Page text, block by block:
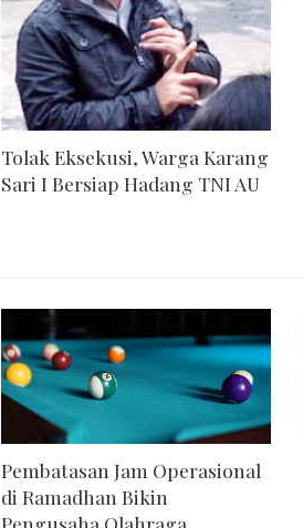
Tolak Eksekusi, Warga Karang
Sari I Bersiap Hadang TNI AU
Pembatasan Jam Operasional
di Ramadhan Bikin